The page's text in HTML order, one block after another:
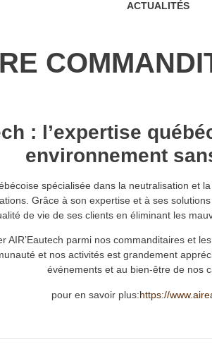
ACTUALITÉS
: l’expertise
environnement
spécialisée dans la neutralisation et
Grâce à son expertise et à ses
de vie de ses clients en éliminant les
AIR’Eautech parmi nos commanditaires et
et nos activités est grandement
événements et au bien-être de nos
pour en savoir plus:https://